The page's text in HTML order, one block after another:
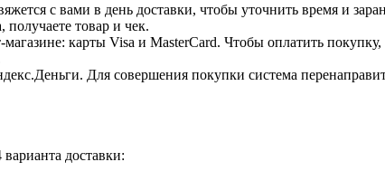
с вами в день доставки, чтобы уточнить время и
товар и чек.
карты Visa и MasterCard. Чтобы оплатить
Для совершения покупки система
доставки: